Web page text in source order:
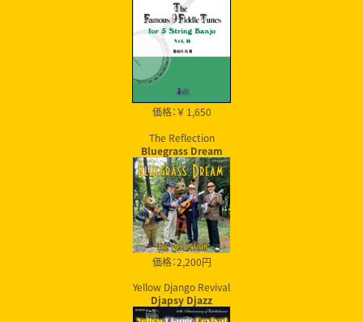
価格：￥ 1,650
The Reflection
Bluegrass Dream
価格：2,200円
Yellow Django Revival
Djapsy Djazz